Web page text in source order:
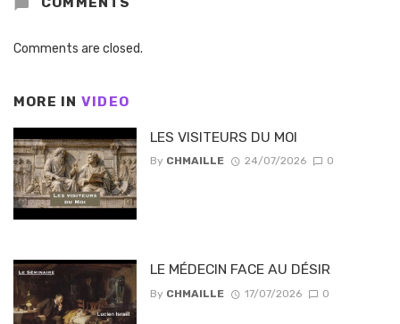
Comments are closed.
MORE IN VIDEO
LES VISITEURS DU MOI
By CHMAILLE 24/07/2026 0
LE MÉDECIN FACE AU DÉSIR
By CHMAILLE 17/07/2026 0